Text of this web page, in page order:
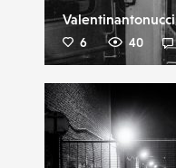
Valentinantonucci
6 40